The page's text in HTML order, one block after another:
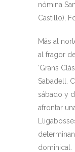
nómina
Castillo),
Más al
al fragor
‘Grans
Sabadell.
sábado y
afrontar
dominical.